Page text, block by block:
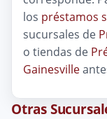
los préstamos
sucursales de
o tiendas de
Gainesville
Otras